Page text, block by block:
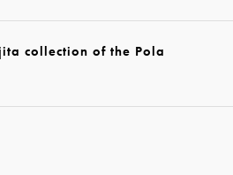
collection of the Pola